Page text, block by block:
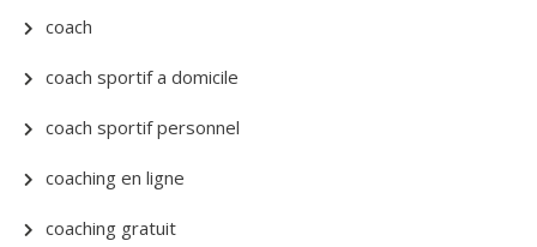
coach
coach sportif a domicile
coach sportif personnel
coaching en ligne
coaching gratuit